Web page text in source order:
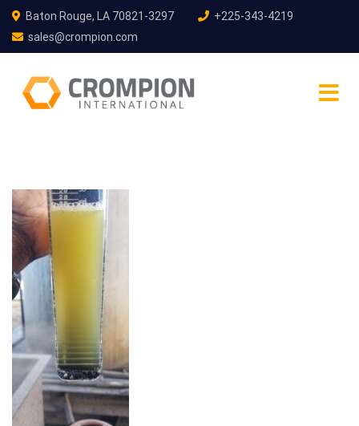
Baton Rouge, LA 70821-3297
+225-343-4219
sales@crompion.com